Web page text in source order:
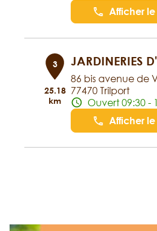
Afficher
3
25.18
km
JARDINERIES
86 bis avenue de
77470 Trilport
Ouvert 09:30 -
Afficher